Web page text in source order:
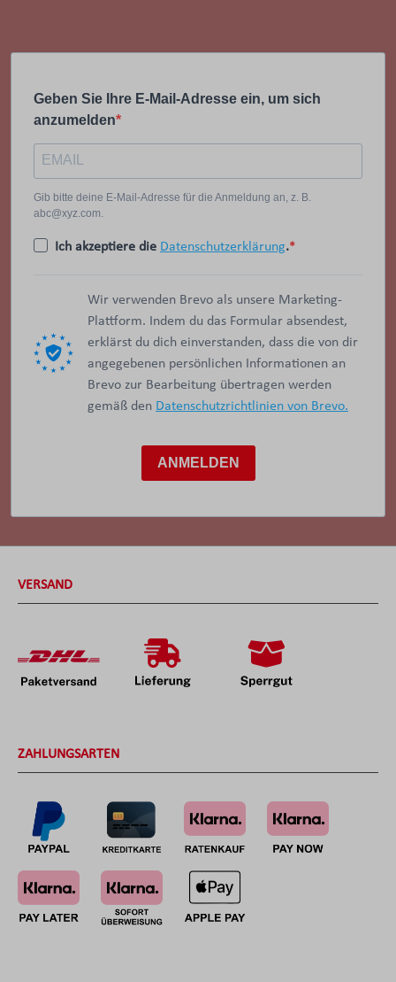
Geben Sie Ihre E-Mail-Adresse ein, um sich
anzumelden
Gib bitte deine E-Mail-Adresse für die Anmeldung an, z. B.
abc@xyz.com.
Ich akzeptiere die Datenschutzerklärung.
Wir verwenden Brevo als unsere Marketing-
Plattform. Indem du das Formular absendest,
erklärst du dich einverstanden, dass die von dir
angegebenen persönlichen Informationen an
Brevo zur Bearbeitung übertragen werden
gemäß den Datenschutzrichtlinien von Brevo.
ANMELDEN
VERSAND
ZAHLUNGSARTEN